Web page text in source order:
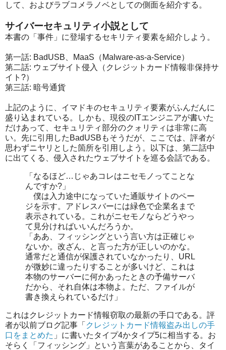
して、およびラブコメラノベとしての側面を紹介する。
サイバーセキュリティ小説として
本書の「事件」に登場するセキリティ要素を紹介しよう。
第一話: BadUSB、MaaS（Malware-as-a-Service）
第二話: ウェブサイト侵入（クレジットカード情報非保持サ
イト?）
第三話: 暗号通貨
上記のように、イマドキのセキュリティ要素がふんだんに
盛り込まれている。しかも、現役のITエンジニアが書いた
だけあって、セキュリティ部分のクォリティは非常に高
い。先に引用したBadUSBもそうだが、ここでは、評者が
思わずニヤリとした箇所を引用しよう。以下は、第二話中
に出てくる、侵入されたウェブサイトを巡る会話である。
「なるほど…じゃあコレはニセモノってことな
んですか?」
僕は入力途中になっていた通販サイトのペー
ジを示す。アドレスバーには緑色で企業名まで
表示されている。これがニセモノならどうやっ
て見分ければいいんだろうか。
「ああ、フィッシングという言い方は正確じゃ
ないか。改ざん、と言った方が正しいのかな。
通常だと通信が保護されていなかったり、URL
が微妙に違ったりすることが多いけど、これは
本物のサーバーに何かあったときの予備サーバ
だから、それ自体は本物よ。ただ、ファイルが
書き換えられているだけ」
これはクレジットカード情報窃取の最新の手口である。評
者が以前ブログ記事「 クレジットカード情報盗み出しの手
口をまとめた 」に書いたタイプ4かタイプ5に相当する。お
そらく「フィッシング」という言葉があることから、タイ